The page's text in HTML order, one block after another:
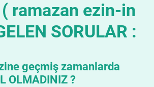
ramazan ezin-in
SORULAR :
geçmiş zamanlarda
OLMADINIZ ?